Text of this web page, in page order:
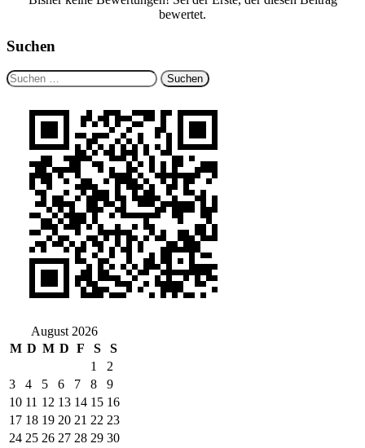
bewertet.
Suchen
Suchen
nach:
August 2026
M D M D F S
S
1
2
3
4 5 6 7 8
9
10 11 12 13 14 15 16
17 18 19 20 21 22 23
24 25 26 27 28 29 30